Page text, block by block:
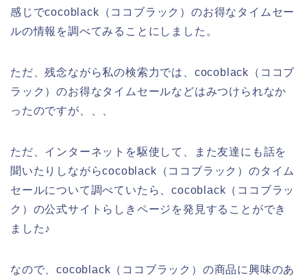
感じでcocoblack（ココブラック）のお得なタイムセー
ルの情報を調べてみることにしました。
ただ、残念ながら私の検索力では、cocoblack（ココブ
ラック）のお得なタイムセールなどはみつけられなか
ったのですが、、、
ただ、インターネットを駆使して、また友達にも話を
聞いたりしながらcocoblack（ココブラック）のタイム
セールについて調べていたら、cocoblack（ココブラッ
ク）の公式サイトらしきページを発見することができ
ました♪
なので、cocoblack（ココブラック）の商品に興味のあ